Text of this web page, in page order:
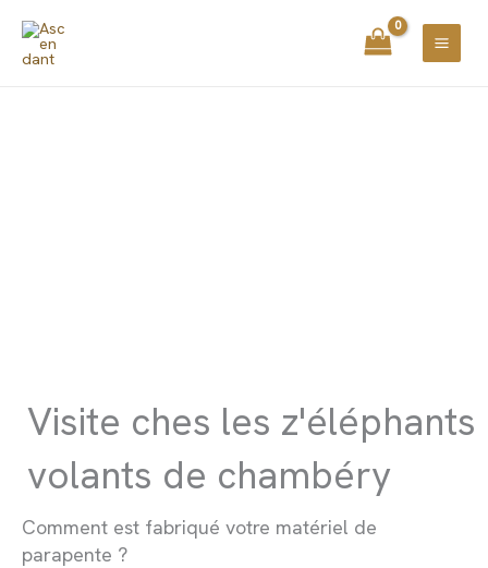
principal
contenu
Visite ches les z'éléphants
volants de chambéry
Comment est fabriqué votre matériel de
parapente ?